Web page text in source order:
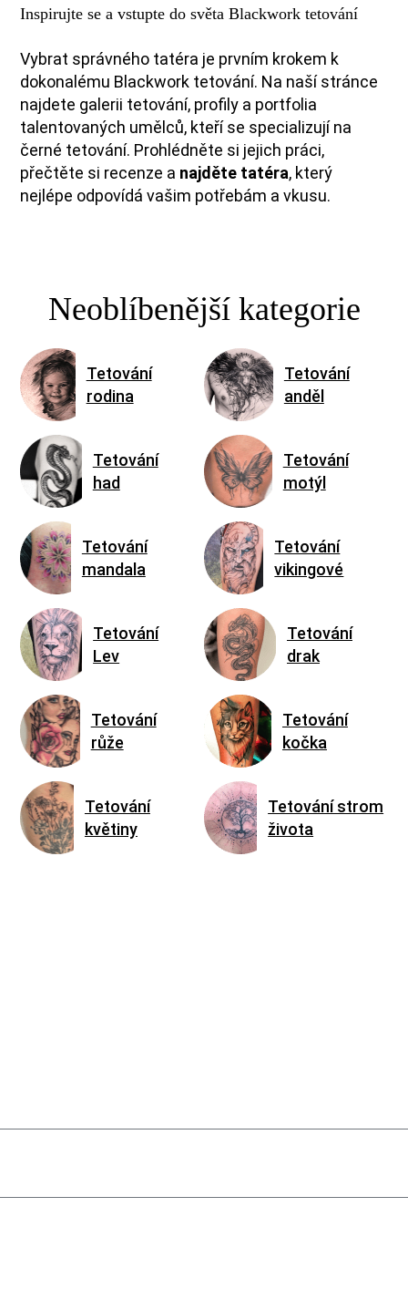
Inspirujte se a vstupte do světa Blackwork tetování
Vybrat správného tatéra je prvním krokem k
dokonalému Blackwork tetování. Na naší stránce
najdete galerii tetování, profily a portfolia
talentovaných umělců, kteří se specializují na
černé tetování. Prohlédněte si jejich práci,
přečtěte si recenze a najděte tatéra, který
nejlépe odpovídá vašim potřebám a vkusu.
Neoblíbenější kategorie
Tetování
rodina
Tetování
had
Tetování
mandala
Tetování
Lev
Tetování
růže
Tetování
květiny
Tetování
anděl
Tetování
motýl
Tetování
vikingové
Tetování
drak
Tetování
kočka
Tetování strom
života